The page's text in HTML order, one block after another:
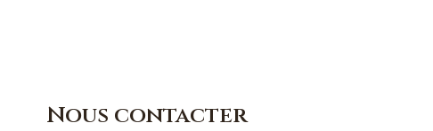
Nous contacter